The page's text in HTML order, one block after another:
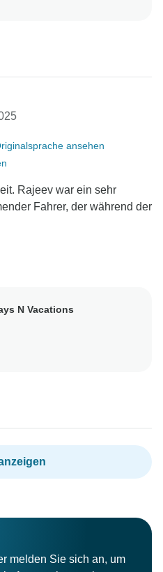
ansehen
Rajeev war ein sehr
Fahrer, der während der
N Vacations
melden Sie sich an, um